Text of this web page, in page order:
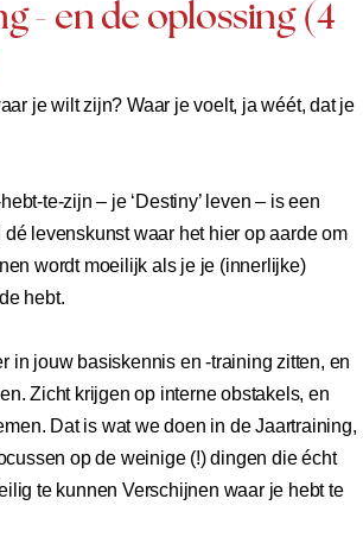
- en de oplossing (4
je wilt zijn? Waar je voelt, ja wéét, dat je
te-zijn – je ‘Destiny’ leven – is een
levenskunst waar het hier op aarde om
wordt moeilijk als je je (innerlijke)
hebt.
in jouw basiskennis en -training zitten, en
Zicht krijgen op interne obstakels, en
Dat is wat we doen in de Jaartraining,
op de weinige (!) dingen die écht
te kunnen Verschijnen waar je hebt te